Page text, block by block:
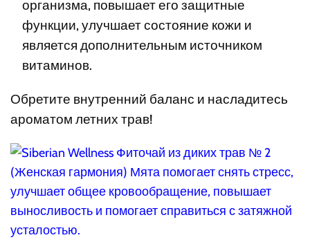
организма, повышает его защитные
функции, улучшает состояние кожи и
является дополнительным источником
витаминов.
Обретите внутренний баланс и насладитесь
ароматом летних трав!